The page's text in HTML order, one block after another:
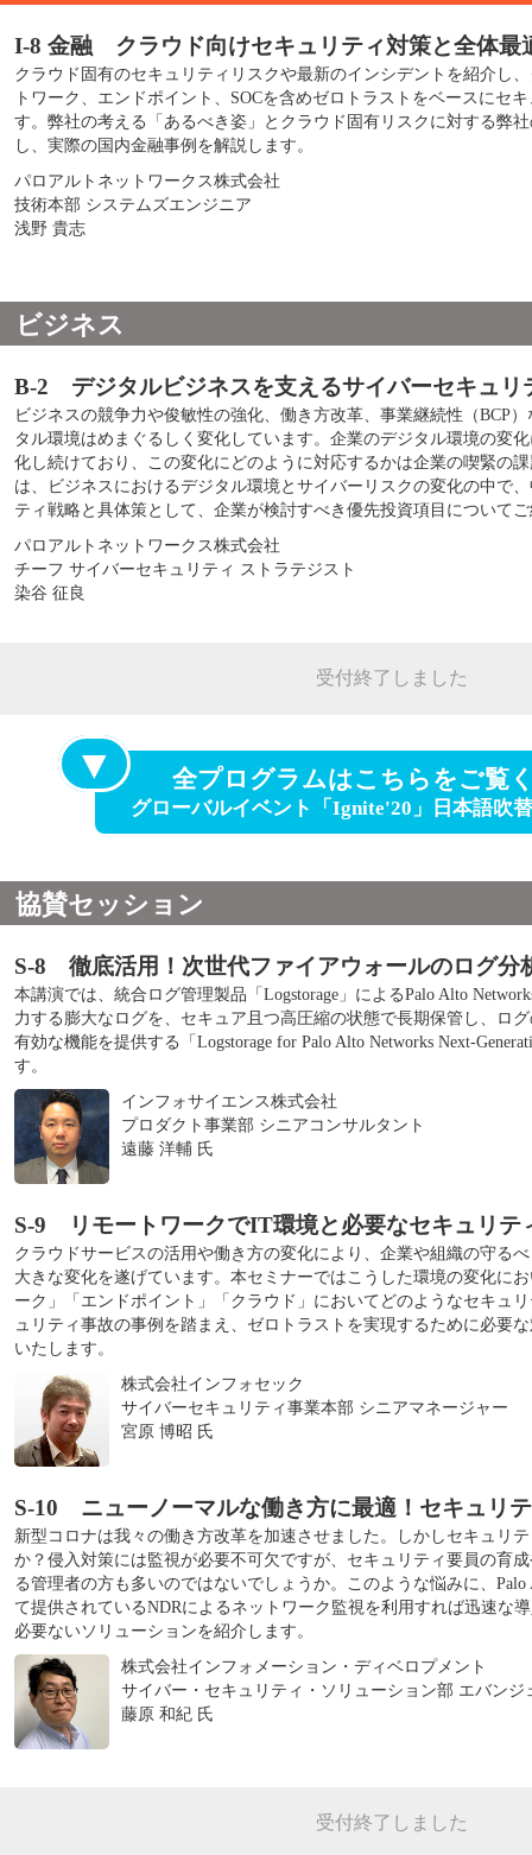
I-8 金融 クラウド向けセキュリティ対策と全体最
クラウド固有のセキュリティリスクや最新のインシデントを紹介し
トワーク、エンドポイント、SOCを含めゼロトラストをベースにセ
す。弊社の考える「あるべき姿」とクラウド固有リスクに対する弊
し、実際の国内金融事例を解説します。
パロアルトネットワークス株式会社
技術本部 システムズエンジニア
浅野 貴志
ビジネス
B-2 デジタルビジネスを支えるサイバーセキュリ
ビジネスの競争力や俊敏性の強化、働き方改革、事業継続性（BCP
タル環境はめまぐるしく変化しています。企業のデジタル環境の変
化し続けており、この変化にどのように対応するかは企業の喫緊の
は、ビジネスにおけるデジタル環境とサイバーリスクの変化の中で
ティ戦略と具体策として、企業が検討すべき優先投資項目について
パロアルトネットワークス株式会社
チーフ サイバーセキュリティ ストラテジスト
染谷 征良
受付終了しました
▼ 全プログラムはこちらをご覧
グローバルイベント「Ignite'20」日本語吹
協賛セッション
S-8 徹底活用！次世代ファイアウォールのログ分
本講演では、統合ログ管理製品「Logstorage」によるPalo Alto
力する膨大なログを、セキュア且つ高圧縮の状態で長期保管し、ロ
有効な機能を提供する「Logstorage for Palo Alto Networks Next-
す。
インフォサイエンス株式会社
プロダクト事業部 シニアコンサルタント
遠藤 洋輔 氏
S-9 リモートワークでIT環境と必要なセキュリテ
クラウドサービスの活用や働き方の変化により、企業や組織の守る
大きな変化を遂げています。本セミナーではこうした環境の変化に
ーク」「エンドポイント」「クラウド」においてどのようなセキュ
ュリティ事故の事例を踏まえ、ゼロトラストを実現するために必要
いたします。
株式会社インフォセック
サイバーセキュリティ事業本部 シニアマネージャー
宮原 博昭 氏
S-10 ニューノーマルな働き方に最適！セキュリ
新型コロナは我々の働き方改革を加速させました。しかしセキュリ
か？侵入対策には監視が必要不可欠ですが、セキュリティ要員の育
る管理者の方も多いのではないでしょうか。このような悩みに、
て提供されているNDRによるネットワーク監視を利用すれば迅速な
必要ないソリューションを紹介します。
株式会社インフォメーション・ディベロプメント
サイバー・セキュリティ・ソリューション部 エバンジ
藤原 和紀 氏
受付終了しました